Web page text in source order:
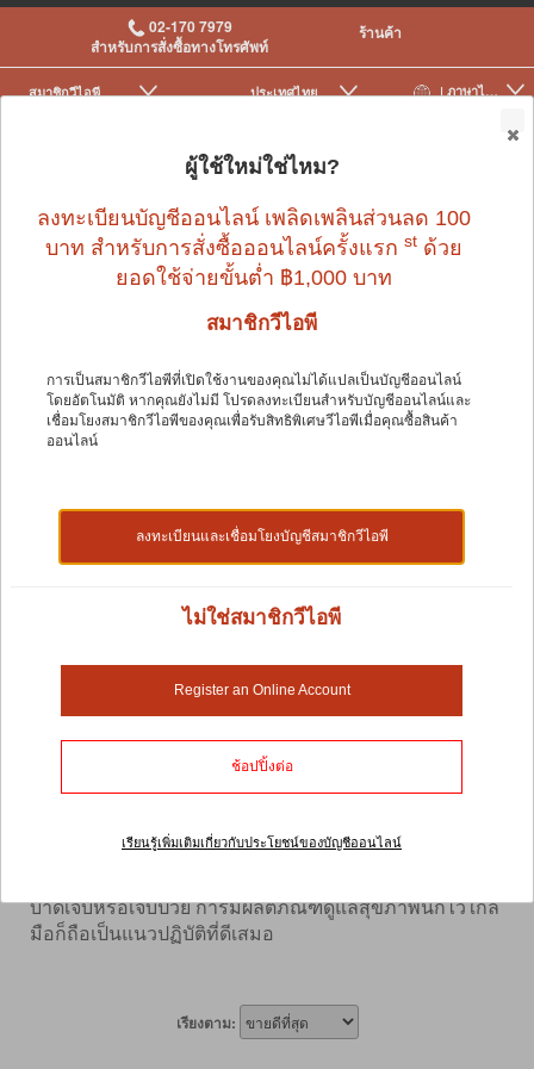
02-170 7979
สำหรับการสั่งซื้อทางโทรศัพท์
ร้านค้า
| ภาษาไทย
ประเทศไทย
สมาชิกวีไอพี
|
นก> อุปกรณ์นกและอื่น ๆ> ผลิตภัณฑ์ดูแลสุขภาพ
นก
Shop by:
ผลิตภัณฑ์ดูแลสุขภาพ
เป็นตัวบ่งชี้สุขภาพที่ดีของนก การจะงอยปากนกที่โตมาก
หรือความผิดปกติทั่วไปอื่นๆ กิจกรรมการดูแลขนของสัตว์
เลี้ยงของคุณเป็นอีกสัญญาณหนึ่งที่ต้องระวังเนื่องจากรูป
บาดเจ็บหรือเจ็บป่วย การมีผลิตภัณฑ์ดูแลสุขภาพนกไว้ใกล้
มือก็ถือเป็นแนวปฏิบัติที่ดีเสมอ
เรียงตาม:
ผู้ใช้ใหม่ใช่ไหม?
ลงทะเบียนบัญชีออนไลน์ เพลิดเพลินส่วนลด 100
บาท สำหรับการสั่งซื้อออนไลน์ครั้งแรกst ด้วย
ยอดใช้จ่ายขั้นต่ำ ฿1,000 บาท
สมาชิกวีไอพี
การเป็นสมาชิกวีไอพีที่เปิดใช้งานของคุณไม่ได้แปลเป็นบัญชีออนไลน์
โดยอัตโนมัติ หากคุณยังไม่มี โปรดลงทะเบียนสำหรับบัญชีออนไลน์และ
เชื่อมโยงสมาชิกวีไอพีของคุณเพื่อรับสิทธิพิเศษวีไอพีเมื่อคุณซื้อสินค้า
ออนไลน์
ลงทะเบียนและเชื่อมโยงบัญชีสมาชิกวีไอพี
ไม่ใช่สมาชิกวีไอพี
Register an Online Account
ช้อปปิ้งต่อ
เรียนรู้เพิ่มเติมเกี่ยวกับประโยชน์ของบัญชีออนไลน์